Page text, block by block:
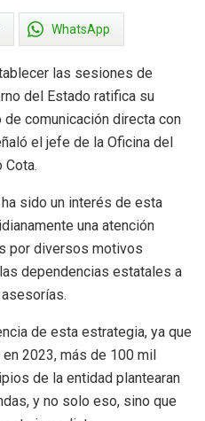
WhatsApp
las sesiones de
del Estado ratifica su
comunicación directa con
el jefe de la Oficina del
Cota.
sido un interés de esta
una atención
por diversos motivos
dependencias estatales a
de esta estrategia, ya que
2023, más de 100 mil
de la entidad plantearan
y no solo eso, sino que